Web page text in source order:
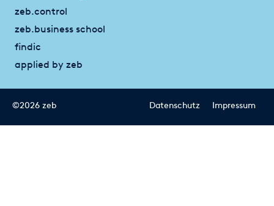
zeb.control
zeb.business school
findic
applied by zeb
©2026 zeb Datenschutz Impressum